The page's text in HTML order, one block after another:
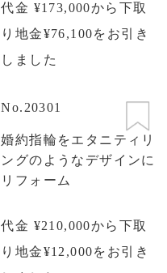
代金 ¥173,000から下取
り地金¥76,100をお引き
しました
No.20301
婚約指輪をエタニティリ
ングのようなデザインに
リフォーム
代金 ¥210,000から下取
り地金¥12,000をお引き